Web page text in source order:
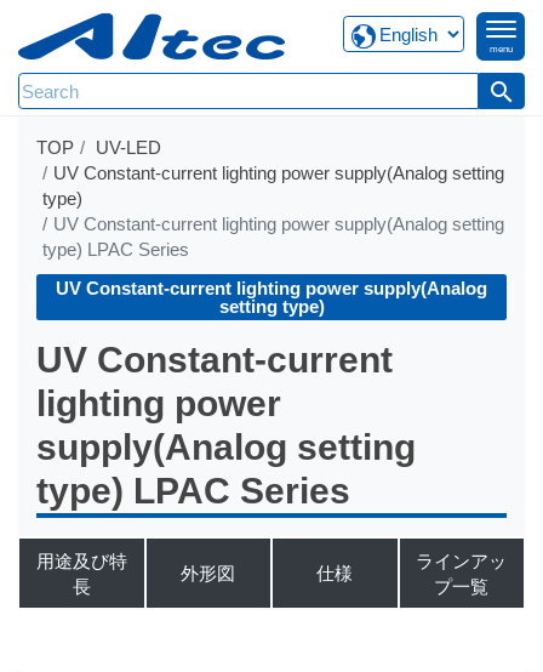
menu
search
TOP
UV-LED
UV Constant-current lighting power supply(Analog setting
type)
UV Constant-current lighting power supply(Analog setting
type) LPAC Series
UV Constant-current lighting power supply(Analog
setting type)
UV Constant-current
lighting power
supply(Analog setting
type) LPAC Series
用途及び特
長
外形図 仕様
ラインアッ
プ一覧